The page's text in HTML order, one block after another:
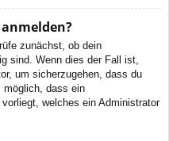
zunächst, ob dein
sind. Wenn dies der Fall ist,
um sicherzugehen, dass du
möglich, dass ein
welches ein Administrator